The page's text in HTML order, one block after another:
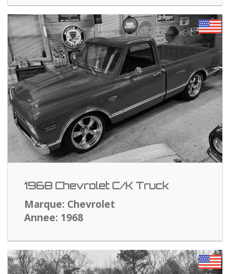
1968 Chevrolet C/K Truck
Marque: Chevrolet
Annee: 1968